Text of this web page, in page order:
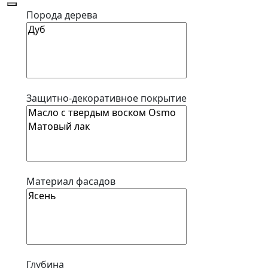
Порода дерева
Защитно-декоративное покрытие
Материал фасадов
Глубина